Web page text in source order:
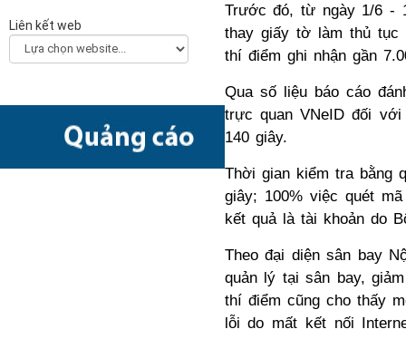
và đổi mới sáng tạo
2330/QĐ-TTg - 21/10/2025
chuyển đổi số năm 2026
5511/BKHCN-CĐSQG -
Liên kết web
Trước đó, từ ngày 1/6 -
thay giấy tờ làm thủ tục
thí điểm ghi nhận gần
Qua số liệu báo cáo
trực quan VNeID đối
140 giây.
Thời gian kiểm tra bằng
giây; 100% việc quét
kết quả là tài khoản do
Theo đại diện sân bay
quản lý tại sân bay,
thí điểm cũng cho thấy
lỗi do mất kết nối